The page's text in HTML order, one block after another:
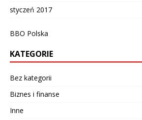
styczeń 2017
BBO Polska
KATEGORIE
Bez kategorii
Biznes i finanse
Inne